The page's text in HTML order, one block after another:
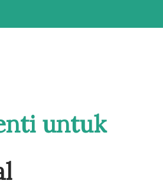
untuk